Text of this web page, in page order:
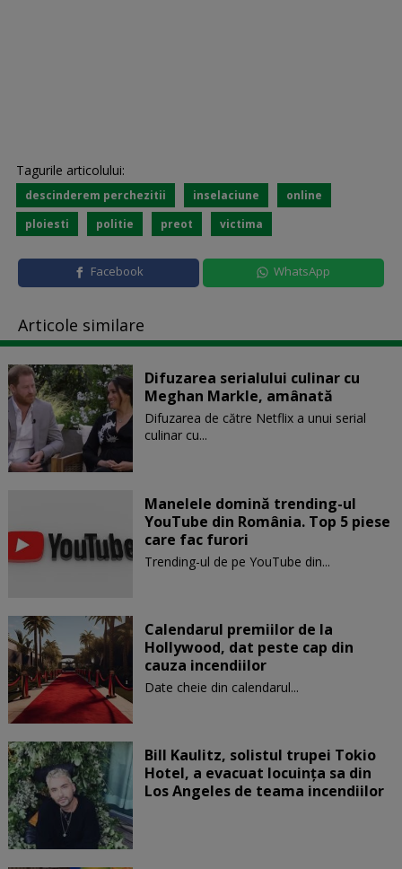
Tagurile articolului:
descinderem perchezitii inselaciune
online
ploiesti
politie preot victima
Facebook WhatsApp
Articole similare
Difuzarea serialului culinar cu
Meghan Markle, amânată
Difuzarea de către Netflix a unui serial
culinar cu...
Manelele domină trending-ul
YouTube din România. Top 5 piese
care fac furori
Trending-ul de pe YouTube din...
Calendarul premiilor de la
Hollywood, dat peste cap din
cauza incendiilor
Date cheie din calendarul...
Bill Kaulitz, solistul trupei Tokio
Hotel, a evacuat locuinţa sa din
Los Angeles de teama incendiilor